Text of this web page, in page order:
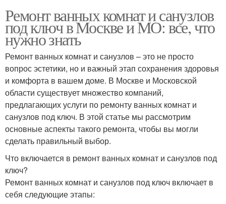
Ремонт ванных комнат и санузлов
под ключ в Москве и МО: все, что
нужно знать
Ремонт ванных комнат и санузлов – это не просто
вопрос эстетики, но и важный этап сохранения здоровья
и комфорта в вашем доме. В Москве и Московской
области существует множество компаний,
предлагающих услуги по ремонту ванных комнат и
санузлов под ключ. В этой статье мы рассмотрим
основные аспекты такого ремонта, чтобы вы могли
сделать правильный выбор.
Что включается в ремонт ванных комнат и санузлов под
ключ?
Ремонт ванных комнат и санузлов под ключ включает в
себя следующие этапы: